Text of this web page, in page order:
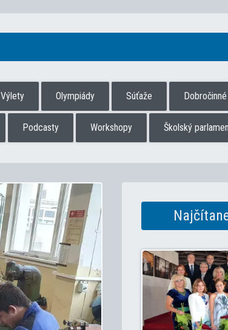
Výlety Olympiády Súťaže
Podcasty Workshopy Školský